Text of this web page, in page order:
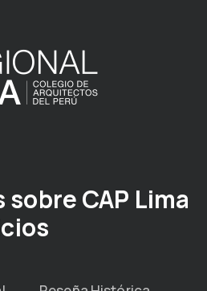
CAP Lima